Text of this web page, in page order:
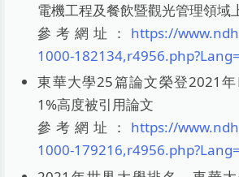
電機工程及餐飲暨觀光管理領域
參考網址： https://
1000-
東華大學25篇論文榮登2021年
1%高度被引用論文
參考網址： https://
1000-